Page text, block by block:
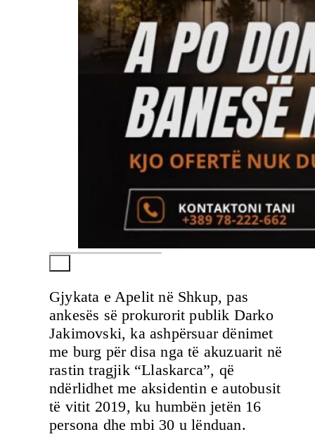
Gjykata e Apelit në Shkup, pas
ankesës së prokurorit publik Darko
Jakimovski, ka ashpërsuar dënimet
me burg për disa nga të akuzuarit në
rastin tragjik “Llaskarca”, që
ndërlidhet me aksidentin e autobusit
të vitit 2019, ku humbën jetën 16
persona dhe mbi 30 u lënduan.